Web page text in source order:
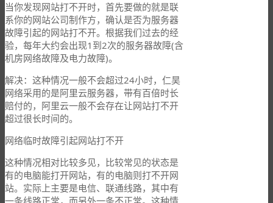
当你发现网站打不开时，首先要做的就是联
系你的网站公司制作方，确认是否为服务器
故障引起的网站打不开。根据我们过去的经
验，每年大约会出现1到2次的服务器故障(含
机房网络故障及电力故障)。
解决：这种情况一般不会超过24小时，仁昊
网络采用的是阿里云服务器，带有百倍时长
赔付的，阿里云一般不会存在让网站打不开
超过很长时间的。
网络临时故障引起网站打不开
这种情况相对比较多见，比较常见的状态是
有的电脑能打开网站，有的电脑则打不开网
站。实际上主要是电信、联通线路，其中有